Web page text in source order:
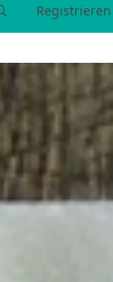
Registrieren